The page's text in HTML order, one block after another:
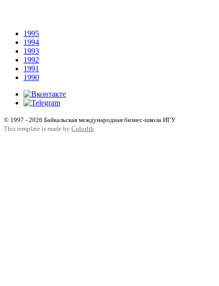
1995
1994
1993
1992
1991
1990
© 1997 - 2026 Байкальская международная бизнес-школа ИГУ
This template is made by Colorlib